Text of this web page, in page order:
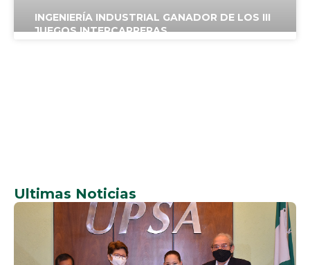
INGENIERÍA INDUSTRIAL GANADOR DE LOS III
JUEGOS INTERCARRERAS
Ultimas Noticias